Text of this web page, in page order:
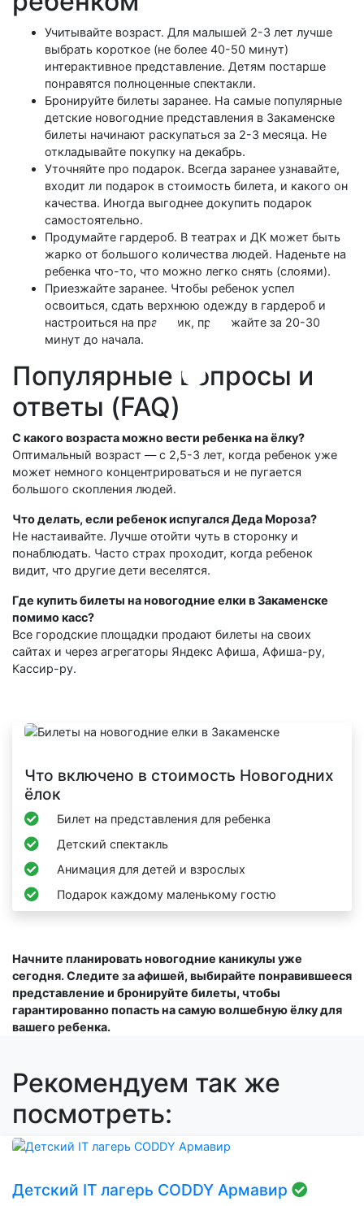
Учитывайте возраст. Для малышей 2-3 лет лучше
выбрать короткое (не более 40-50 минут)
интерактивное представление. Детям постарше
понравятся полноценные спектакли.
Бронируйте билеты заранее. На самые популярные
детские новогодние представления в Закаменске
билеты начинают раскупаться за 2-3 месяца. Не
откладывайте покупку на декабрь.
Уточняйте про подарок. Всегда заранее узнавайте,
входит ли подарок в стоимость билета, и какого он
качества. Иногда выгоднее докупить подарок
самостоятельно.
Продумайте гардероб. В театрах и ДК может быть
жарко от большого количества людей. Наденьте на
ребенка что-то, что можно легко снять (слоями).
Приезжайте заранее. Чтобы ребенок успел
освоиться, сдать верхнюю одежду в гардероб и
настроиться на праздник, приезжайте за 20-30
минут до начала.
Популярные вопросы и
ответы (FAQ)
С какого возраста можно вести ребенка на ёлку?
Оптимальный возраст — с 2,5-3 лет, когда ребенок уже
может немного концентрироваться и не пугается
большого скопления людей.
Что делать, если ребенок испугался Деда Мороза?
Не настаивайте. Лучше отойти чуть в сторонку и
понаблюдать. Часто страх проходит, когда ребенок
видит, что другие дети веселятся.
Где купить билеты на новогодние елки в Закаменске
помимо касс?
Все городские площадки продают билеты на своих
сайтах и через агрегаторы Яндекс Афиша, Афиша-ру,
Кассир-ру.
Что включено в стоимость Новогодних
ёлок
Билет на представления для ребенка
Детский спектакль
Анимация для детей и взрослых
Подарок каждому маленькому гостю
Начните планировать новогодние каникулы уже
сегодня. Следите за афишей, выбирайте понравившееся
представление и бронируйте билеты, чтобы
гарантированно попасть на самую волшебную ёлку для
вашего ребенка.
Рекомендуем так же
посмотреть:
Детский IT лагерь CODDY Армавир